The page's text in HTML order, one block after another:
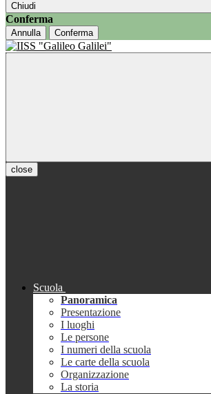
Chiudi
Conferma
Annulla Conferma
close
Scuola
Panoramica
Presentazione
I luoghi
Le persone
I numeri della scuola
Le carte della scuola
Organizzazione
La storia